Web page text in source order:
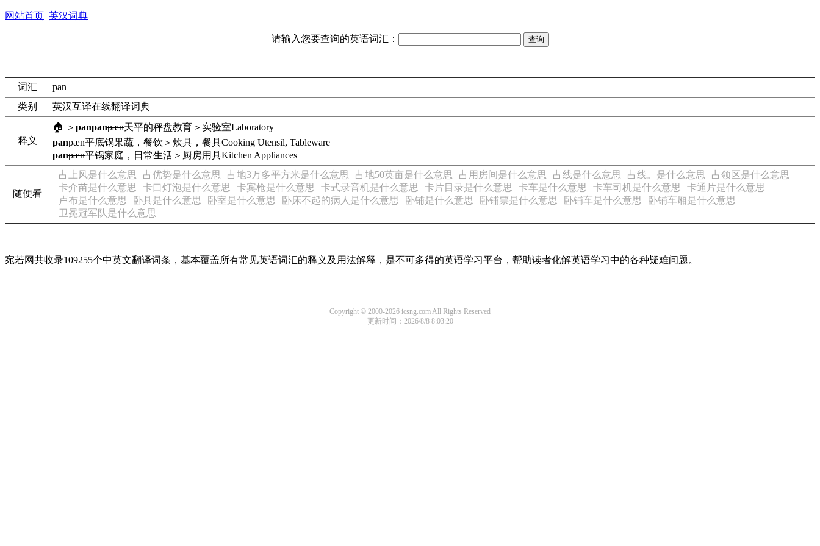
网站首页 英汉词典
请输入您要查询的英语词汇：
词汇
pan
类别
英汉互译在线翻译词典
释义
🏠 ＞ panpanpæn天平的秤盘教育＞实验室Laboratory
panpæn平底锅果蔬，餐饮＞炊具，餐具Cooking Utensil, Tableware
panpæn平锅家庭，日常生活＞厨房用具Kitchen Appliances
随便看
占上风是什么意思 占优势是什么意思 占地3万多平方米是什么意思 占地50英亩是什么意思 占用房间是什么意思 占线是什么意思 占线。是什么意思
占领区是什么意思
卡介苗是什么意思
卡口灯泡是什么意思 卡宾枪是什么意思 卡式录音机是什么意思 卡片目录是什么意思 卡车是什么意思 卡车司机是什么意思
卡通片是什么意思
卢布是什么意思
卧具是什么意思 卧室是什么意思 卧床不起的病人是什么意思 卧铺是什么意思 卧铺票是什么意思 卧铺车是什么意思
卧铺车厢是什么意思
卫冕冠军队是什么意思
宛若网共收录109255个中英文翻译词条，基本覆盖所有常见英语词汇的释义及用法解释，是不可多得的英语学习平台，帮助读者化解英语学习中的各种疑难问题。
Copyright © 2000-2026 icsng.com All Rights Reserved
更新时间：2026/8/8 8:03:20